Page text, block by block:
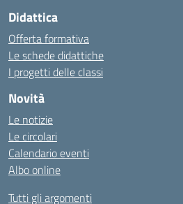
Didattica
Offerta formativa
Le schede didattiche
I progetti delle classi
Novità
Le notizie
Le circolari
Calendario eventi
Albo online
Tutti gli argomenti